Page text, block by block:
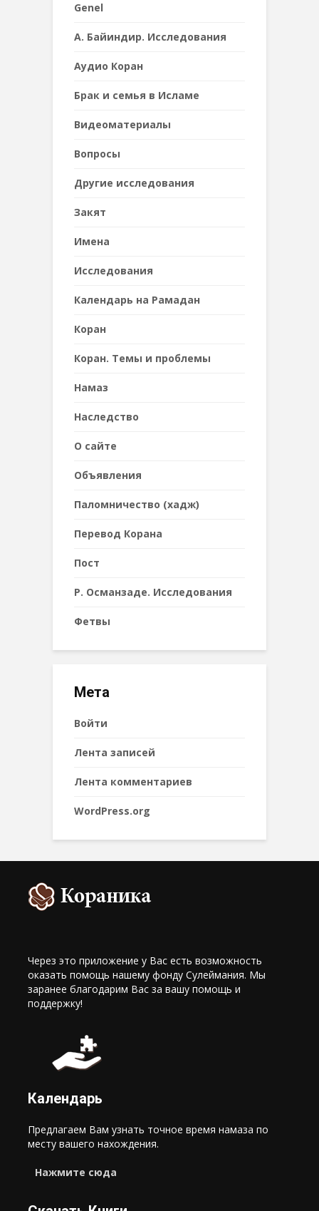
Genel
А. Байиндир. Исследования
Аудио Коран
Брак и семья в Исламе
Видеоматериалы
Вопросы
Другие исследования
Закят
Имена
Исследования
Календарь на Рамадан
Коран
Коран. Темы и проблемы
Намаз
Наследствo
О сайте
Объявления
Паломничество (хадж)
Перевод Корана
Пост
Р. Османзаде. Исследования
Фетвы
Мета
Войти
Лента записей
Лента комментариев
WordPress.org
Через это приложение у Вас есть возможность
оказать помощь нашему фонду Сулеймания. Мы
заранее благодарим Вас за вашу помощь и
поддержку!
Календарь
Предлагаем Вам узнать точное время намаза по
месту вашего нахождения.
Нажмите сюда